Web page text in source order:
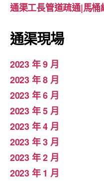
通渠工長管道疏通|馬桶
通渠現場
2023 年 9 月
2023 年 8 月
2023 年 6 月
2023 年 5 月
2023 年 4 月
2023 年 3 月
2023 年 2 月
2023 年 1 月